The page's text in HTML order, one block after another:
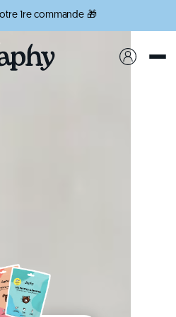
1re commande 🎁